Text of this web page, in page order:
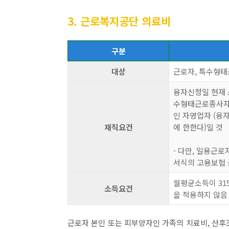
3. 근로복지공단 의료비
구분
대상
근로자, 특수형
재직요건
융자신청일 현재
수형태근로종사
인 자영업자 (융
에 한한다)일 것
- 다만, 일용근로
서식의 고용보험
소득요건
월평균소득이
을 적용하지 않음
근로자 본인 또는 피부양자인 가족의 치료비, 산